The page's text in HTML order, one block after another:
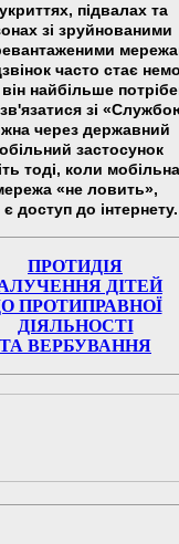
підвалах та
зі зруйнованими
часто стає
найбільше
зі
через державний
застосунок
тоді, коли мобільна
«не ловить»,
доступ до інтернету.
ПРОТИДІЯ
ДІТЕЙ
ПРОТИПРАВНОЇ
ДІЯЛЬНОСТІ
ТА ВЕРБУВАННЯ